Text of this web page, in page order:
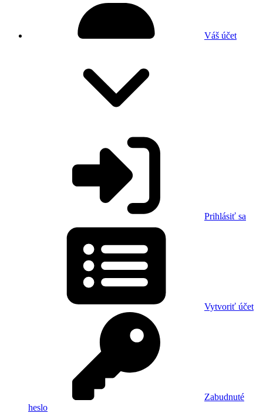
Váš účet
Prihlásiť sa
Vytvoriť účet
Zabudnuté
heslo